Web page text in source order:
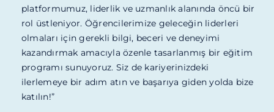
platformumuz, liderlik ve uzmanlık alanında öncü bir
rol üstleniyor. Öğrencilerimize geleceğin liderleri
olmaları için gerekli bilgi, beceri ve deneyimi
kazandırmak amacıyla özenle tasarlanmış bir eğitim
programı sunuyoruz. Siz de kariyerinizdeki
ilerlemeye bir adım atın ve başarıya giden yolda bize
katılın!”